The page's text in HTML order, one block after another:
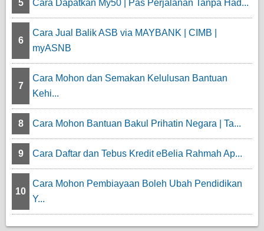
5 Cara Dapatkan My50 | Pas Perjalanan Tanpa Had...
6
Cara Jual Balik ASB via MAYBANK | CIMB |
myASNB
7
Cara Mohon dan Semakan Kelulusan Bantuan
Kehi...
8 Cara Mohon Bantuan Bakul Prihatin Negara | Ta...
9 Cara Daftar dan Tebus Kredit eBelia Rahmah Ap...
10
Cara Mohon Pembiayaan Boleh Ubah Pendidikan
Y...